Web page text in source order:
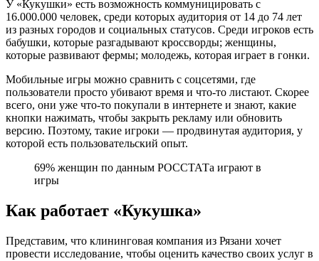
У «Кукушки» есть возможность коммуницировать с
16.000.000 человек, среди которых аудитория от 14 до 74 лет
из разных городов и социальных статусов. Среди игроков есть
бабушки, которые разгадывают кроссворды; женщины,
которые развивают фермы; молодежь, которая играет в гонки.
Мобильные игры можно сравнить с соцсетями, где
пользователи просто убивают время и что-то листают. Скорее
всего, они уже что-то покупали в интернете и знают, какие
кнопки нажимать, чтобы закрыть рекламу или обновить
версию. Поэтому, такие игроки — продвинутая аудитория, у
которой есть пользовательский опыт.
69% женщин по данным РОССТАТа играют в
игры
Как работает «Кукушка»
Представим, что клининговая компания из Рязани хочет
провести исследование, чтобы оценить качество своих услуг в